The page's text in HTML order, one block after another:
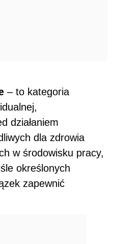
– to kategoria
działaniem
dla zdrowia
w środowisku pracy,
określonych
zapewnić